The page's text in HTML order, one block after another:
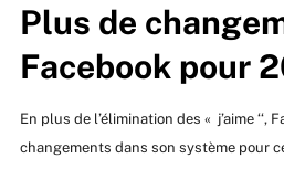
Plus de
Facebook pour
En plus de l’élimination des « j’aime ‘‘,
changements dans son système pour